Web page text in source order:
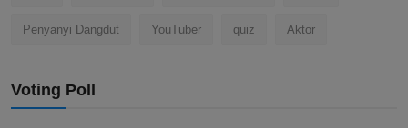
Penyanyi Dangdut YouTuber quiz Aktor
Voting Poll